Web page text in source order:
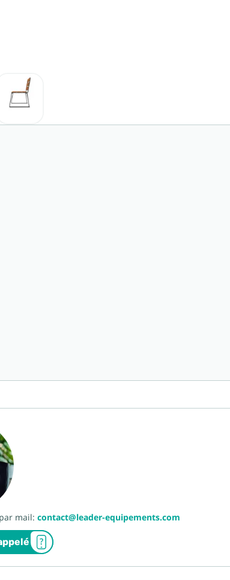
mail: contact@leader-equipements.com